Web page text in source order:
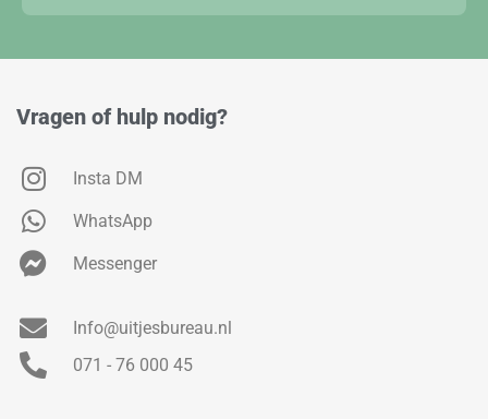
Vragen of hulp nodig?
Insta DM
WhatsApp
Messenger
Info@uitjesbureau.nl
071 - 76 000 45